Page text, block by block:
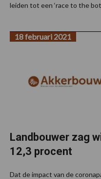
leiden tot een ‘race to the
Landbouwer zag
12,3 procent
18 februari 2021
Dat de impact van de